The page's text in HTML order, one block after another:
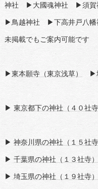
神社 ▶大國魂神社 ▶須賀
▶鳥越神社 ▶下高井戸八
未掲載でもご案内可能です
▶ 東本願寺（東京浅草） ▶
▶ 東京都下の神社（４０社寺
▶ 神奈川県の神社（１５社寺
▶ 千葉県の神社（１３社寺）
▶ 埼玉県の神社（１９社寺）